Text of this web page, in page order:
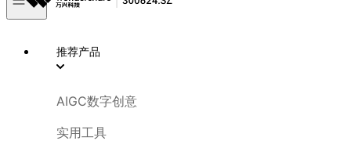
推荐产品
AIGC数字创意
实用工具